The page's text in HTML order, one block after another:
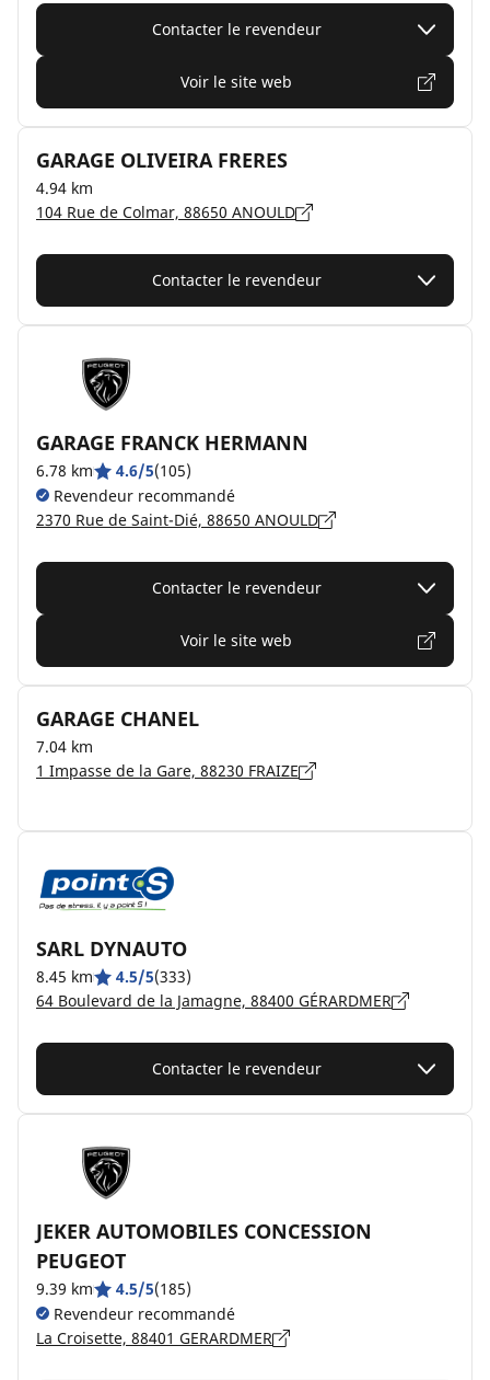
Contacter le revendeur
Voir le site web
GARAGE OLIVEIRA FRERES
4.94 km
104 Rue de Colmar, 88650 ANOULD
Contacter le revendeur
GARAGE FRANCK HERMANN
6.78 km 4.6/5(105)
Revendeur recommandé
2370 Rue de Saint-Dié, 88650 ANOULD
Contacter le revendeur
Voir le site web
GARAGE CHANEL
7.04 km
1 Impasse de la Gare, 88230 FRAIZE
SARL DYNAUTO
8.45 km 4.5/5(333)
64 Boulevard de la Jamagne, 88400 GÉRARDMER
Contacter le revendeur
JEKER AUTOMOBILES CONCESSION
PEUGEOT
9.39 km 4.5/5(185)
Revendeur recommandé
La Croisette, 88401 GERARDMER